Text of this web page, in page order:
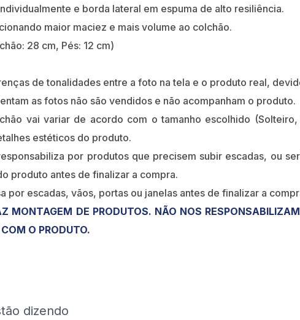
e borda lateral em espuma de alto resiliência.
maior maciez e mais volume ao colchão.
28 cm, Pés: 12 cm)
de tonalidades entre a foto na tela e o produto real,
as fotos não são vendidos e não acompanham o produto.
vai variar de acordo com o tamanho escolhido
estéticos do produto.
por produtos que precisem subir escadas, ou
produto antes de finalizar a compra.
por escadas, vãos, portas ou janelas antes de finalizar a
MONTAGEM DE PRODUTOS. NÃO NOS
O PRODUTO.